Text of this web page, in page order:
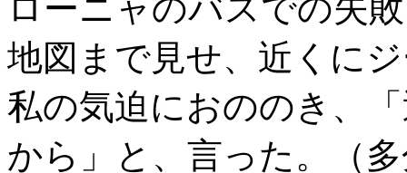
ローニャのバスでの失
地図まで見せ、近くに
私の気迫におののき、
から」と、言った。（